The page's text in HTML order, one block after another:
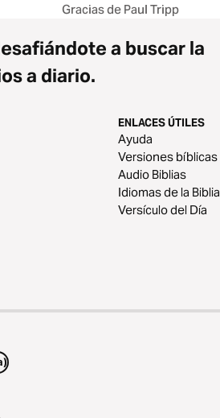
Gracias de Paul Tripp
a buscar la
a diario.
ENLACES ÚTILES
Ayuda
Versiones bíblicas
Audio Biblias
Idiomas de la Biblia
Versículo del Día